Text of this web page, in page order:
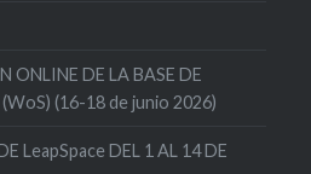
ONLINE DE LA BASE DE
(16-18 de junio 2026)
LeapSpace DEL 1 AL 14 DE